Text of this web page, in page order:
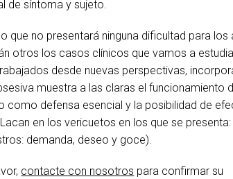
de síntoma y sujeto.
que no presentará ninguna dificultad para los
otros los casos clínicos que vamos a
desde nuevas perspectivas,
muestra a las claras el funcionamiento
como defensa esencial y la posibilidad de
en los vericuetos en los que se presenta:
demanda, deseo y goce).
contacte con nosotros para confirmar su